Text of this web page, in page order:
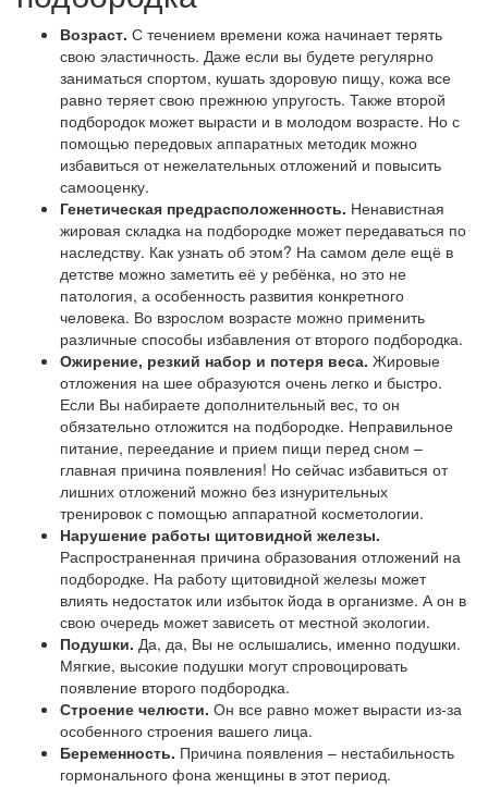
Возраст. С течением времени кожа начинает терять
свою эластичность. Даже если вы будете регулярно
заниматься спортом, кушать здоровую пищу, кожа все
равно теряет свою прежнюю упругость. Также второй
подбородок может вырасти и в молодом возрасте. Но с
помощью передовых аппаратных методик можно
избавиться от нежелательных отложений и повысить
самооценку.
Генетическая предрасположенность. Ненавистная
жировая складка на подбородке может передаваться по
наследству. Как узнать об этом? На самом деле ещё в
детстве можно заметить её у ребёнка, но это не
патология, а особенность развития конкретного
человека. Во взрослом возрасте можно применить
различные способы избавления от второго подбородка.
Ожирение, резкий набор и потеря веса. Жировые
отложения на шее образуются очень легко и быстро.
Если Вы набираете дополнительный вес, то он
обязательно отложится на подбородке. Неправильное
питание, переедание и прием пищи перед сном –
главная причина появления! Но сейчас избавиться от
лишних отложений можно без изнурительных
тренировок с помощью аппаратной косметологии.
Нарушение работы щитовидной железы.
Распространенная причина образования отложений на
подбородке. На работу щитовидной железы может
влиять недостаток или избыток йода в организме. А он в
свою очередь может зависеть от местной экологии.
Подушки. Да, да, Вы не ослышались, именно подушки.
Мягкие, высокие подушки могут спровоцировать
появление второго подбородка.
Строение челюсти. Он все равно может вырасти из-за
особенного строения вашего лица.
Беременность. Причина появления – нестабильность
гормонального фона женщины в этот период.